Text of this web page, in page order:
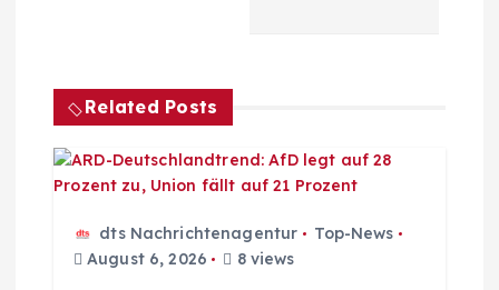
s
n
a
Related Posts
dts Nachrichtenagentur
Top-News
August 6, 2026
8 views